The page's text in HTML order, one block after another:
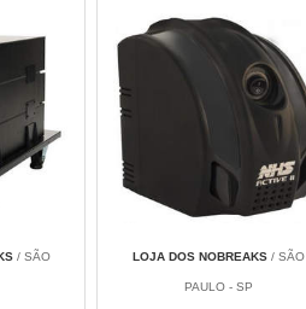
/ SÃO LOJA DOS NOBREAKS/ SÃO
PAULO - SP